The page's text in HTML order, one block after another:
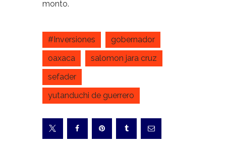
monto.
#Inversiones
gobernador
oaxaca
salomon jara cruz
sefader
yutanduchi de guerrero